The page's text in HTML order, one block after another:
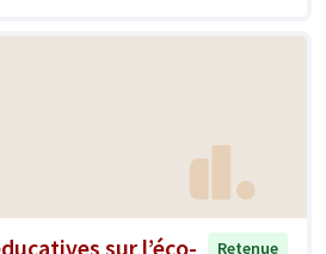
sur l’éco- Retenue